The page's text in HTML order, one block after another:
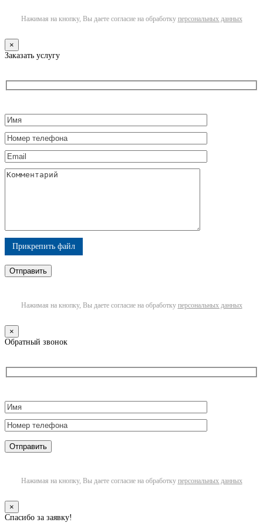
Нажимая на кнопку, Вы даете согласие на обработку персональных данных
×
Заказать услугу
Прикрепить файл
Нажимая на кнопку, Вы даете согласие на обработку персональных данных
×
Обратный звонок
Нажимая на кнопку, Вы даете согласие на обработку персональных данных
×
Спасибо за заявку!